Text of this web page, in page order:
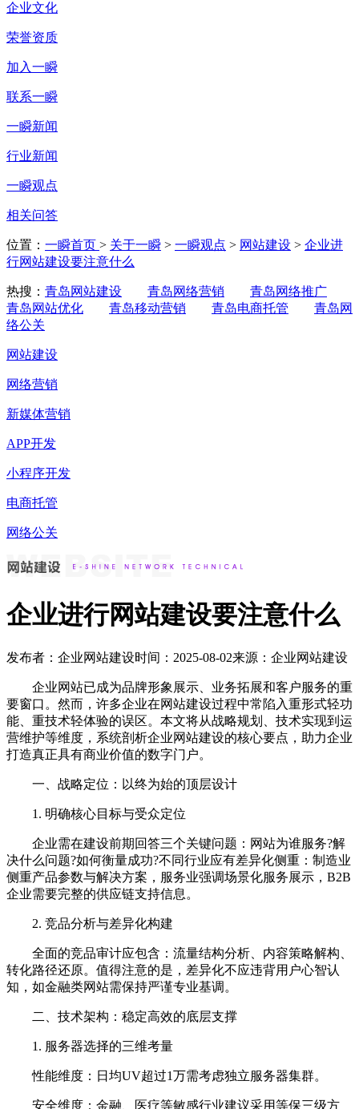
企业文化
荣誉资质
加入一瞬
联系一瞬
一瞬新闻
行业新闻
一瞬观点
相关问答
位置： 一瞬首页 > 关于一瞬 > 一瞬观点 > 网站建设 > 企业进
行网站建设要注意什么
热搜： 青岛网站建设 青岛网络营销
青岛网络推广
青岛网站优化
青岛移动营销 青岛电商托管
青岛网
络公关
网站建设
网络营销
新媒体营销
APP开发
小程序开发
电商托管
网络公关
企业进行网站建设要注意什么
发布者：企业网站建设时间：2025-08-02来源：企业网站建设
企业网站已成为品牌形象展示、业务拓展和客户服务的重
要窗口。然而，许多企业在网站建设过程中常陷入重形式轻功
能、重技术轻体验的误区。本文将从战略规划、技术实现到运
营维护等维度，系统剖析企业网站建设的核心要点，助力企业
打造真正具有商业价值的数字门户。
一、战略定位：以终为始的顶层设计
1. 明确核心目标与受众定位
企业需在建设前期回答三个关键问题：网站为谁服务?解
决什么问题?如何衡量成功?不同行业应有差异化侧重：制造业
侧重产品参数与解决方案，服务业强调场景化服务展示，B2B
企业需要完整的供应链支持信息。
2. 竞品分析与差异化构建
全面的竞品审计应包含：流量结构分析、内容策略解构、
转化路径还原。值得注意的是，差异化不应违背用户心智认
知，如金融类网站需保持严谨专业基调。
二、技术架构：稳定高效的底层支撑
1. 服务器选择的三维考量
性能维度：日均UV超过1万需考虑独立服务器集群。
安全维度：金融、医疗等敏感行业建议采用等保三级方